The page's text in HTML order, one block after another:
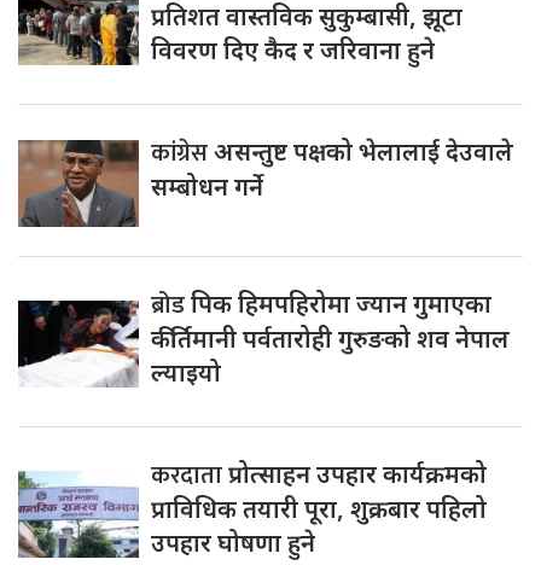
प्रतिशत वास्तविक सुकुम्बासी, झूटा
विवरण दिए कैद र जरिवाना हुने
कांग्रेसअसन्तुष्ट पक्षको भेलालाई देउवाले
सम्बोधन गर्ने
ब्रोडपिक हिमपहिरोमा ज्यान गुमाएका
कीर्तिमानी पर्वतारोही गुरुङको शव नेपाल
ल्याइयो
करदाताप्रोत्साहन उपहार कार्यक्रमको
प्राविधिक तयारी पूरा, शुक्रबार पहिलो
उपहार घोषणा हुने